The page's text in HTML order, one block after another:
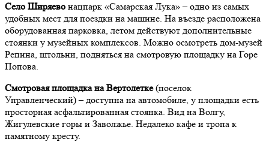
Село Ширяево нацпарк «Самарская Лука» – одно из самых
удобных мест для поездки на машине. На въезде расположена
оборудованная парковка, летом действуют дополнительные
стоянки у музейных комплексов. Можно осмотреть дом-музей
Репина, штольни, подняться на смотровую площадку на Горе
Попова.
Смотровая площадка на Вертолетке(поселок
Управленческий) – доступна на автомобиле, у площадки есть
просторная асфальтированная стоянка. Вид на Волгу,
Жигулевские горы и Заволжье. Недалеко кафе и тропа к
памятному кресту.